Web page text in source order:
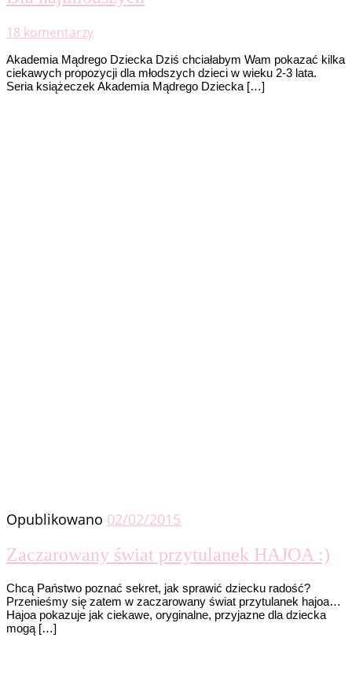
18 komentarzy
Akademia Mądrego Dziecka Dziś chciałabym Wam pokazać kilka
ciekawych propozycji dla młodszych dzieci w wieku 2-3 lata.
Seria książeczek Akademia Mądrego Dziecka […]
Opublikowano 02/02/2015
Zaczarowany świat przytulanek HAJOA :)
Chcą Państwo poznać sekret, jak sprawić dziecku radość?
Przenieśmy się zatem w zaczarowany świat przytulanek hajoa…
Hajoa pokazuje jak ciekawe, oryginalne, przyjazne dla dziecka
mogą […]